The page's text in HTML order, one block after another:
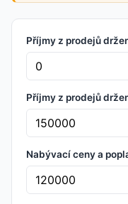
Příjmy z prodejů
Příjmy z prodejů
Nabývací ceny a